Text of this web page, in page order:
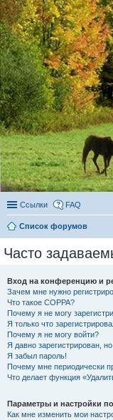
Ссылки FAQ
Список форумов
Часто
Вход на конференцию и
Зачем мне нужно
Что такое COPPA?
Почему я не могу
Я только что
Почему я не могу войти?
Я давно зарегистрирован,
Я забыл пароль!
Почему мне периодически
Что делает функция
Параметры и настройки
Как мне изменить мои